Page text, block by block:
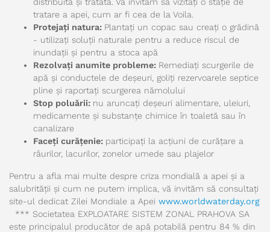
tratare a apei, cum ar fi cea de la Voila.
Protejați natura: Plantați un copac sau creați o grădină
- utilizați soluții naturale pentru a reduce riscul de
inundații și pentru a stoca apă
Rezolvați anumite probleme: Remediați scurgerile de
apă și conductele de deșeuri, goliți rezervoarele septice
pline și raportați scurgerea nămolului
Stop poluării: nu aruncați deșeuri alimentare, uleiuri,
medicamente și substanțe chimice în toaletă sau în
canalizare
Faceți curățenie: participați la acțiuni de curățare a
râurilor, lacurilor, zonelor umede sau plajelor
Pentru a afla mai multe despre criza mondială a apei și a
salubrității și cum ne putem implica, vă invităm să consultați
site-ul dedicat Zilei Mondiale a Apei www.worldwaterday.org
*** Societatea EXPLOATARE SISTEM ZONAL PRAHOVA SA
este principalul producător de apă potabilă pentru 84 % din